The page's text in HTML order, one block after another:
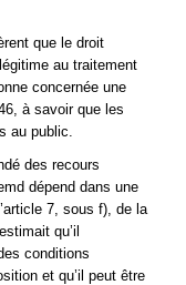
que le droit
au traitement
concernée une
à savoir que les
au public.
des recours
dépend dans une
7, sous f), de la
qu’il
conditions
et qu’il peut être